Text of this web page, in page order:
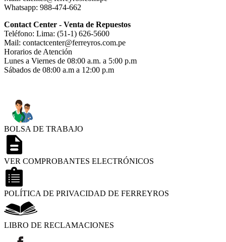
Whatsapp: 988-474-662
Contact Center - Venta de Repuestos
Teléfono: Lima: (51-1) 626-5600
Mail: contactcenter@ferreyros.com.pe
Horarios de Atención
Lunes a Viernes de 08:00 a.m. a 5:00 p.m
Sábados de 08:00 a.m a 12:00 p.m
BOLSA DE TRABAJO
VER COMPROBANTES ELECTRÓNICOS
POLÍTICA DE PRIVACIDAD DE FERREYROS
LIBRO DE RECLAMACIONES